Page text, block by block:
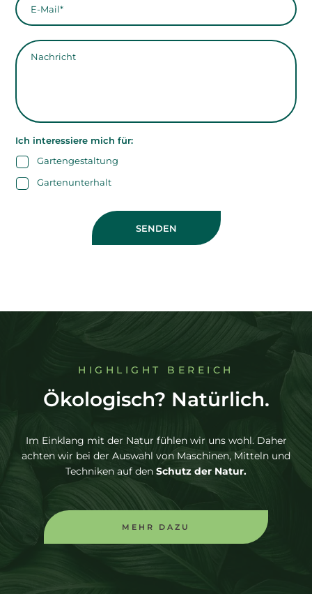
Ich interessiere mich für:
Gartengestaltung
Gartenunterhalt
SENDEN
HIGHLIGHT BEREICH
Ökologisch? Natürlich.
Im Einklang mit der Natur fühlen wir uns wohl. Daher
achten wir bei der Auswahl von Maschinen, Mitteln und
Techniken auf den Schutz der Natur.
MEHR DAZU